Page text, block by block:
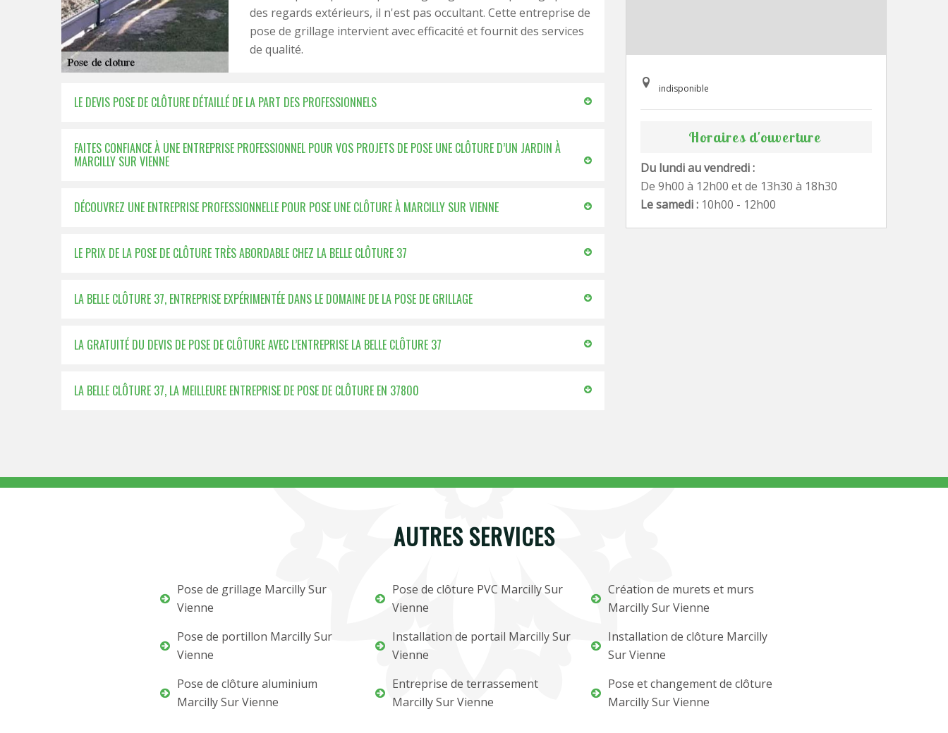
des regards extérieurs, il n'est pas occultant. Cette entreprise de
pose de grillage intervient avec efficacité et fournit des services
de qualité.
LE DEVIS POSE DE CLÔTURE DÉTAILLÉ DE LA PART DES PROFESSIONNELS
FAITES CONFIANCE À UNE ENTREPRISE PROFESSIONNEL POUR VOS PROJETS DE POSE UNE CLÔTURE D’UN JARDIN À
MARCILLY SUR VIENNE
DÉCOUVREZ UNE ENTREPRISE PROFESSIONNELLE POUR POSE UNE CLÔTURE À MARCILLY SUR VIENNE
LE PRIX DE LA POSE DE CLÔTURE TRÈS ABORDABLE CHEZ LA BELLE CLÔTURE 37
LA BELLE CLÔTURE 37, ENTREPRISE EXPÉRIMENTÉE DANS LE DOMAINE DE LA POSE DE GRILLAGE
LA GRATUITÉ DU DEVIS DE POSE DE CLÔTURE AVEC L’ENTREPRISE LA BELLE CLÔTURE 37
LA BELLE CLÔTURE 37, LA MEILLEURE ENTREPRISE DE POSE DE CLÔTURE EN 37800
indisponible
Horaires d'ouverture
Du lundi au vendredi :
De 9h00 à 12h00 et de 13h30 à 18h30
Le samedi : 10h00 - 12h00
AUTRES SERVICES
Pose de grillage Marcilly Sur
Vienne
Pose de portillon Marcilly Sur
Vienne
Pose de clôture aluminium
Marcilly Sur Vienne
Pose de clôture PVC Marcilly Sur
Vienne
Installation de portail Marcilly Sur
Vienne
Entreprise de terrassement
Marcilly Sur Vienne
Création de murets et murs
Marcilly Sur Vienne
Installation de clôture Marcilly
Sur Vienne
Pose et changement de clôture
Marcilly Sur Vienne